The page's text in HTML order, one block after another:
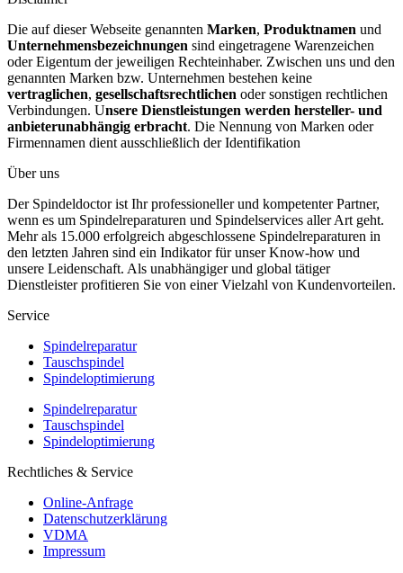
Die auf dieser Webseite genannten Marken, Produktnamen und
Unternehmensbezeichnungen sind eingetragene Warenzeichen
oder Eigentum der jeweiligen Rechteinhaber. Zwischen uns und den
genannten Marken bzw. Unternehmen bestehen keine
vertraglichen, gesellschaftsrechtlichen oder sonstigen rechtlichen
Verbindungen. Unsere Dienstleistungen werden hersteller- und
anbieterunabhängig erbracht. Die Nennung von Marken oder
Firmennamen dient ausschließlich der Identifikation
Über uns
Der Spindeldoctor ist Ihr professioneller und kompetenter Partner,
wenn es um Spindelreparaturen und Spindelservices aller Art geht.
Mehr als 15.000 erfolgreich abgeschlossene Spindelreparaturen in
den letzten Jahren sind ein Indikator für unser Know-how und
unsere Leidenschaft. Als unabhängiger und global tätiger
Dienstleister profitieren Sie von einer Vielzahl von Kundenvorteilen.
Service
Spindelreparatur
Tauschspindel
Spindeloptimierung
Spindelreparatur
Tauschspindel
Spindeloptimierung
Rechtliches & Service
Online-Anfrage
Datenschutzerklärung
VDMA
Impressum